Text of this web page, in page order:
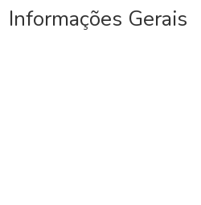
Informações Gerais